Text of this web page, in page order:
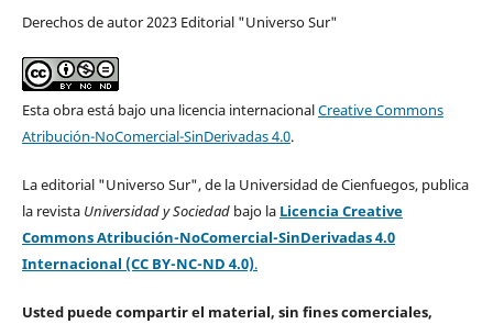
Derechos de autor 2023 Editorial "Universo Sur"
Esta obra está bajo una licencia internacionalCreative Commons
Atribución-NoComercial-SinDerivadas 4.0.
La editorial "Universo Sur", de la Universidad de Cienfuegos, publica
la revista Universidad y Sociedad bajo la Licencia Creative
Commons Atribución-NoComercial-SinDerivadas 4.0
Internacional (CC BY-NC-ND 4.0).
Usted puede compartir el material, sin fines comerciales,